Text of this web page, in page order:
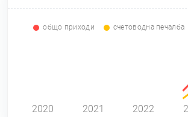
общо приходи счетоводна печалба
2020 2021 2022